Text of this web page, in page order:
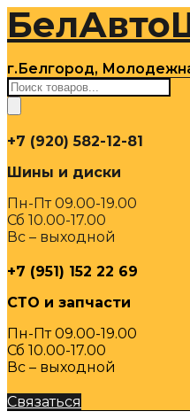
Перейти
содержимому
г.Белгород,
Поиск
товаров
+7 (920) 582-12-81
Шины и диски
Пн-Пт 09.00-19.00
Сб 10.00-17.00
Вс – выходной
+7 (951) 152 22 69
СТО и запчасти
Пн-Пт 09.00-19.00
Сб 10.00-17.00
Вс – выходной
Связаться